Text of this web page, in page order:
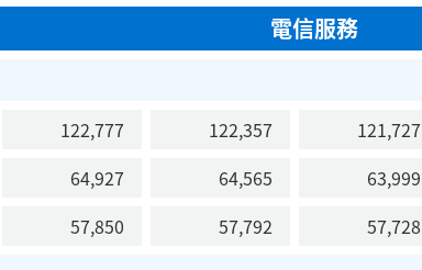
電信服務
122,777 122,357 121,727
64,927 64,565 63,999
57,850 57,792 57,728